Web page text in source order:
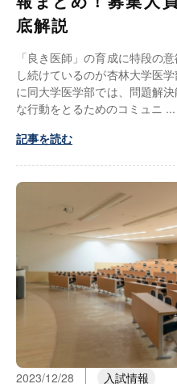
底解説
「良き医師」の育成に特段の
し続けているのが杏林大学医
に同大学医学部では、問題解
な行動をとるためのコミュニ
記事を読む
2023/12/28 入試情報